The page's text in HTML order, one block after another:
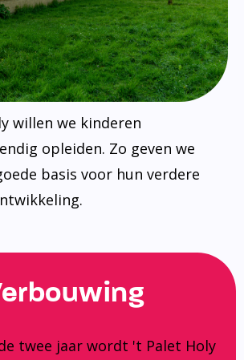
willen we kinderen
opleiden. Zo geven we
basis voor hun verdere
twee jaar wordt 't Palet Holy